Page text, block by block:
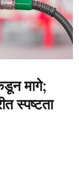
मागे;
स्पष्टता